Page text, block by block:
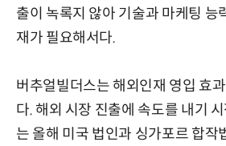
출이 녹록지 않아 기술과 마케팅 능
재가 필요해서다.
버추얼빌더스는 해외인재 영입 효
다. 해외 시장 진출에 속도를 내기
는 올해 미국 법인과 싱가포르 합작